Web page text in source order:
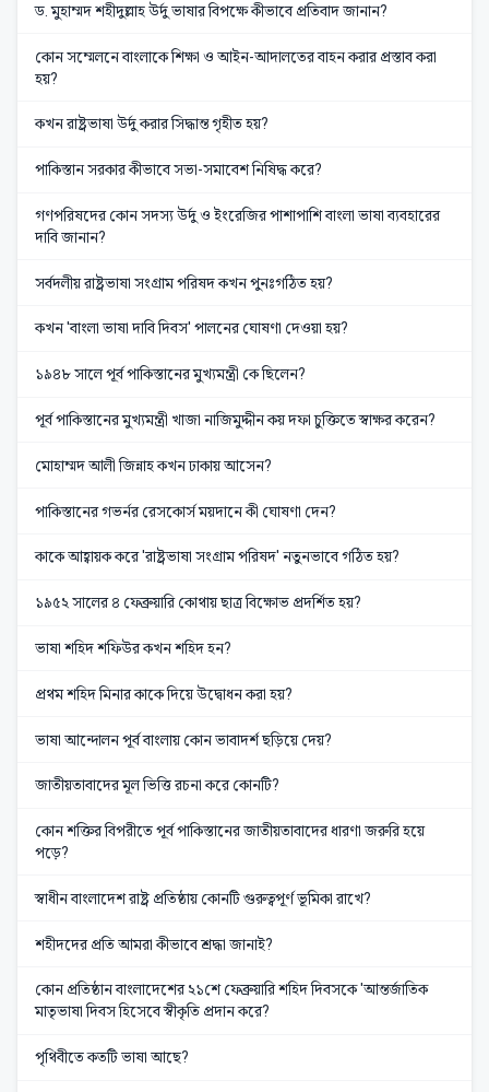
ড. মুহাম্মদ শহীদুল্লাহ উর্দু ভাষার বিপক্ষে কীভাবে প্রতিবাদ জানান?
কোন সম্মেলনে বাংলাকে শিক্ষা ও আইন-আদালতের বাহন করার প্রস্তাব করা
হয়?
কখন রাষ্ট্রভাষা উর্দু করার সিদ্ধান্ত গৃহীত হয়?
পাকিস্তান সরকার কীভাবে সভা-সমাবেশ নিষিদ্ধ করে?
গণপরিষদের কোন সদস্য উর্দু ও ইংরেজির পাশাপাশি বাংলা ভাষা ব্যবহারের
দাবি জানান?
সর্বদলীয় রাষ্ট্রভাষা সংগ্রাম পরিষদ কখন পুনঃগঠিত হয়?
কখন 'বাংলা ভাষা দাবি দিবস' পালনের ঘোষণা দেওয়া হয়?
১৯৪৮ সালে পূর্ব পাকিস্তানের মুখ্যমন্ত্রী কে ছিলেন?
পূর্ব পাকিস্তানের মুখ্যমন্ত্রী খাজা নাজিমুদ্দীন কয় দফা চুক্তিতে স্বাক্ষর করেন?
মোহাম্মদ আলী জিন্নাহ কখন ঢাকায় আসেন?
পাকিস্তানের গভর্নর রেসকোর্স ময়দানে কী ঘোষণা দেন?
কাকে আহ্বায়ক করে 'রাষ্ট্রভাষা সংগ্রাম পরিষদ' নতুনভাবে গঠিত হয়?
১৯৫২ সালের ৪ ফেব্রুয়ারি কোথায় ছাত্র বিক্ষোভ প্রদর্শিত হয়?
ভাষা শহিদ শফিউর কখন শহিদ হন?
প্রথম শহিদ মিনার কাকে দিয়ে উদ্বোধন করা হয়?
ভাষা আন্দোলন পূর্ব বাংলায় কোন ভাবাদর্শ ছড়িয়ে দেয়?
জাতীয়তাবাদের মূল ভিত্তি রচনা করে কোনটি?
কোন শক্তির বিপরীতে পূর্ব পাকিস্তানের জাতীয়তাবাদের ধারণা জরুরি হয়ে
পড়ে?
স্বাধীন বাংলাদেশ রাষ্ট্র প্রতিষ্ঠায় কোনটি গুরুত্বপূর্ণ ভূমিকা রাখে?
শহীদদের প্রতি আমরা কীভাবে শ্রদ্ধা জানাই?
কোন প্রতিষ্ঠান বাংলাদেশের ২১শে ফেব্রুয়ারি শহিদ দিবসকে 'আন্তর্জাতিক
মাতৃভাষা দিবস হিসেবে স্বীকৃতি প্রদান করে?
পৃথিবীতে কতটি ভাষা আছে?